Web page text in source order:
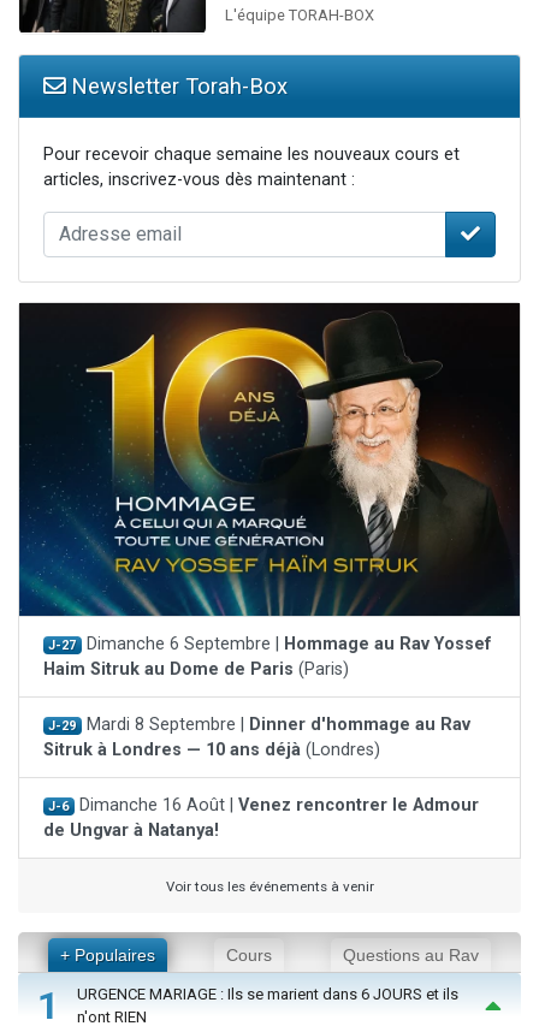
L'équipe TORAH-BOX
Newsletter Torah-Box
Pour recevoir chaque semaine les nouveaux cours et
articles, inscrivez-vous dès maintenant :
J-27 Dimanche 6 Septembre |
Hommage au Rav Yossef
Haim Sitruk au Dome de Paris (Paris)
J-29 Mardi 8 Septembre |
Dinner d'hommage au Rav
Sitruk à Londres — 10 ans déjà (Londres)
J-6 Dimanche 16 Août | Venez rencontrer le Admour
de Ungvar à Natanya!
Voir tous les événements à venir
+ Populaires Cours Questions au Rav
1
URGENCE MARIAGE : Ils se marient dans 6 JOURS et ils
n'ont RIEN